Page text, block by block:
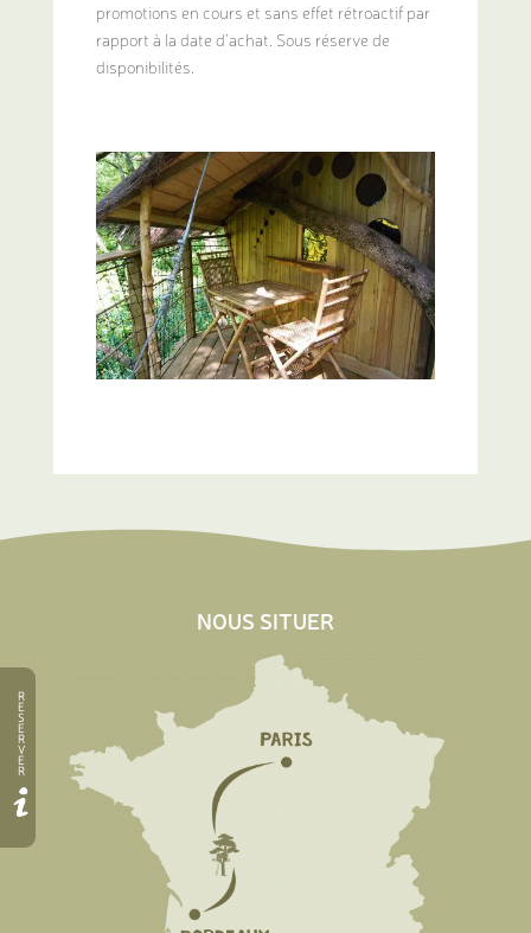
promotions en cours et sans effet rétroactif par
rapport à la date d’achat. Sous réserve de
disponibilités.
NOUS SITUER
R
E
S
E
R
V
E
R